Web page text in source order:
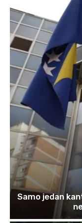
Samo jedan